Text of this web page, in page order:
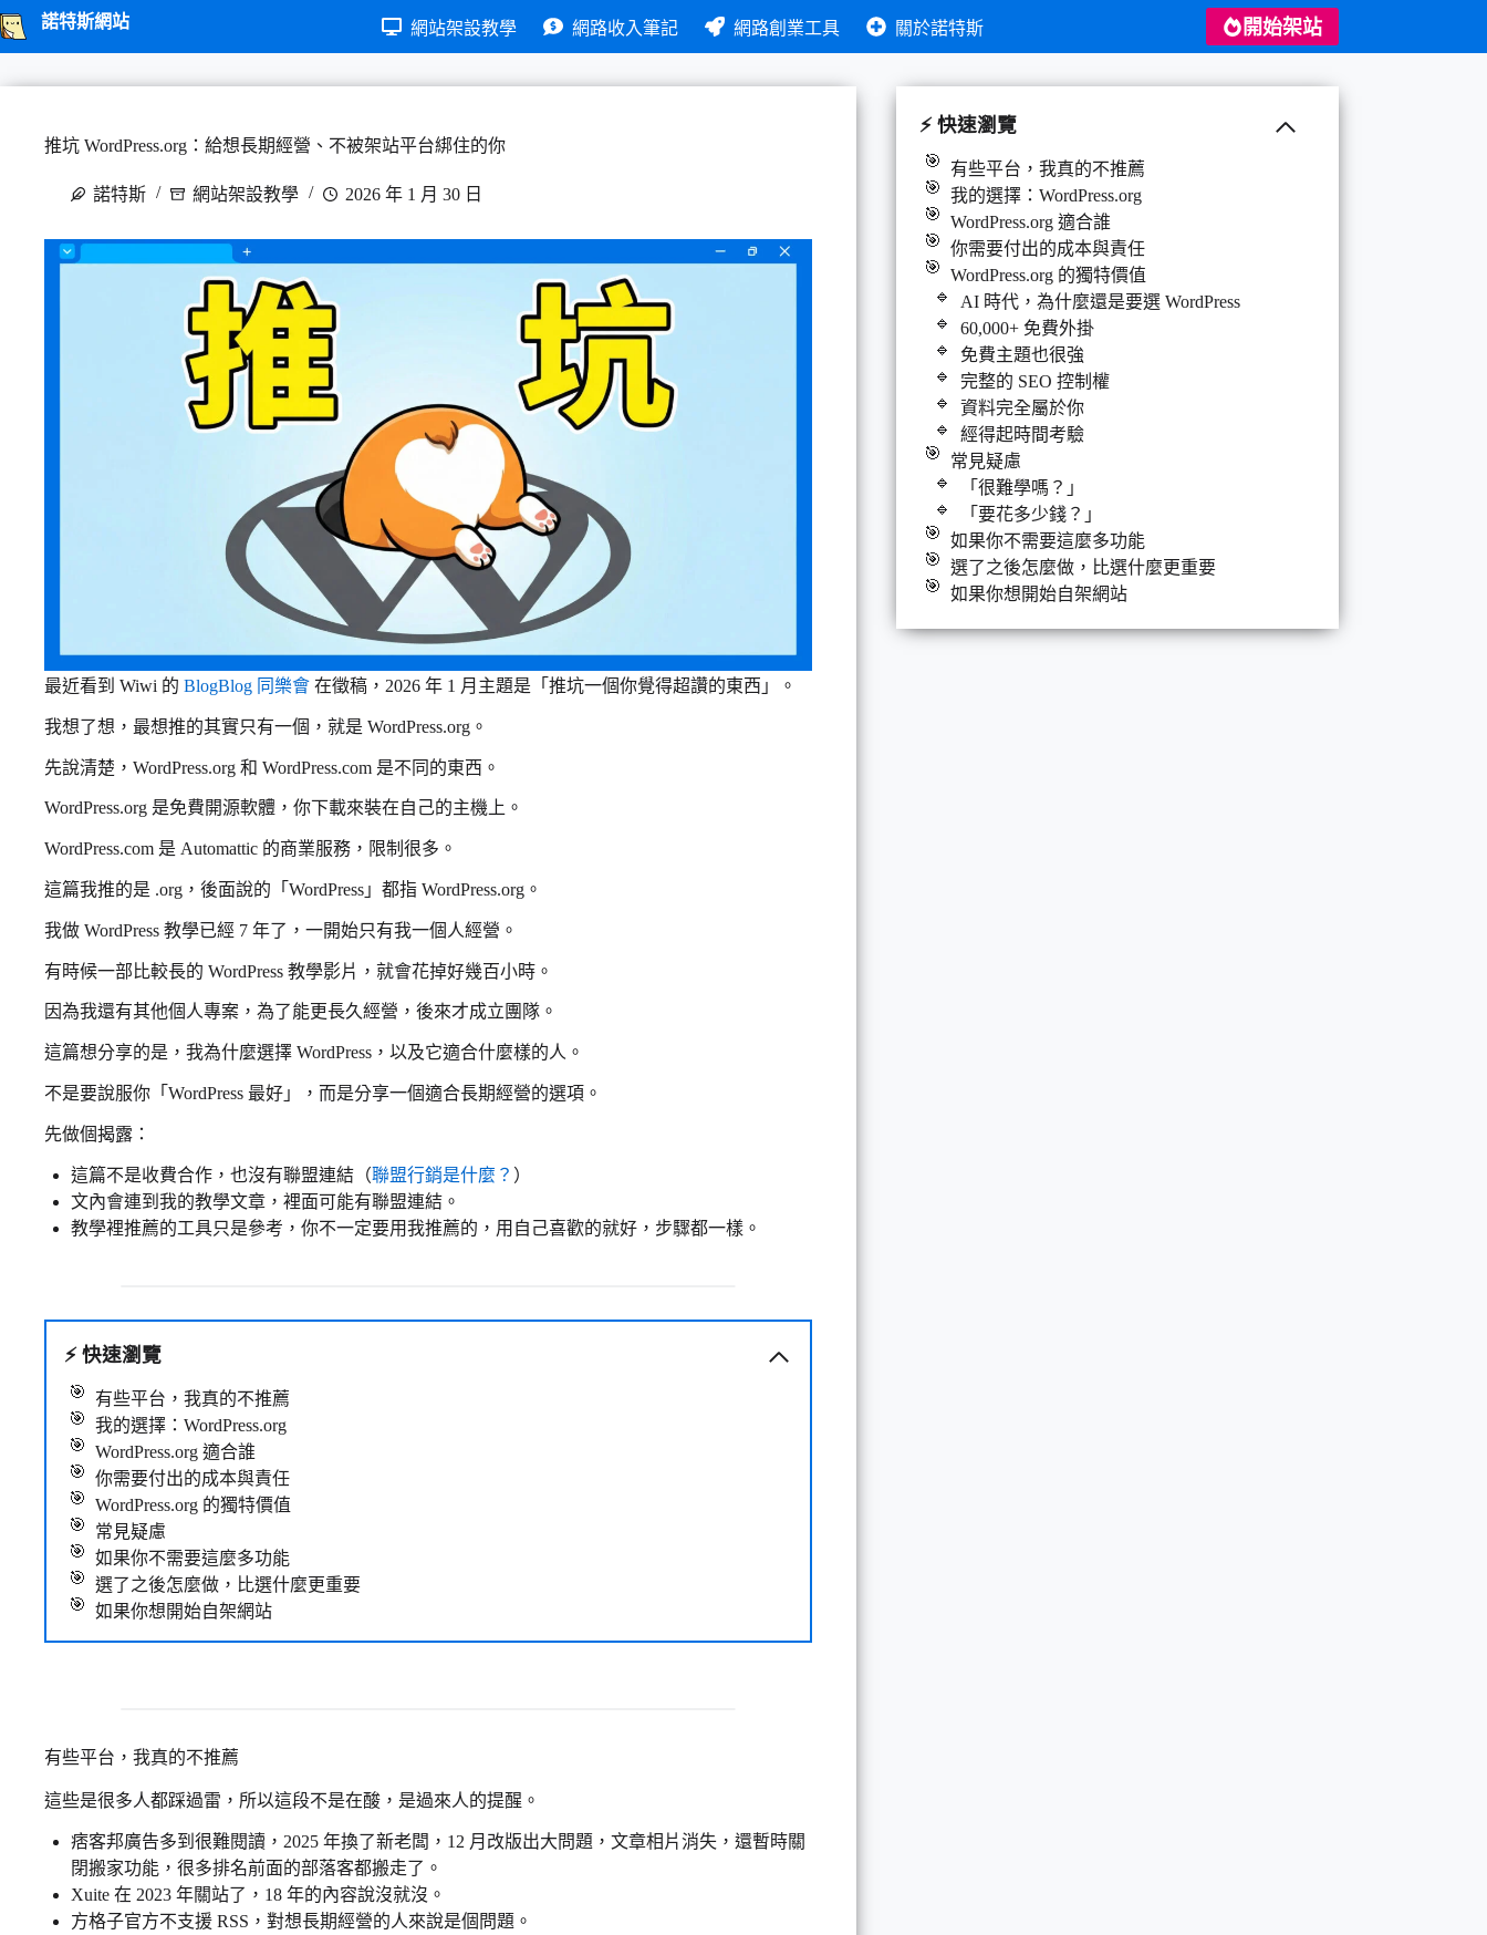
跳
至
諾特斯網站 網站架設教學 網路收入筆記 網路創業工具 關於諾特斯 開始架站
推坑 WordPress.org：給想長期經營、不被架站平台綁住的你
諾特斯 網站架設教學 2026 年 1 月 30 日
最近看到 Wiwi 的 BlogBlog 同樂會 在徵稿，2026 年 1 月主題是「推坑一個你覺得超讚的東西」。
我想了想，最想推的其實只有一個，就是 WordPress.org。
先說清楚，WordPress.org 和 WordPress.com 是不同的東西。
WordPress.org 是免費開源軟體，你下載來裝在自己的主機上。
WordPress.com 是 Automattic 的商業服務，限制很多。
這篇我推的是 .org，後面說的「WordPress」都指 WordPress.org。
我做 WordPress 教學已經 7 年了，一開始只有我一個人經營。
有時候一部比較長的 WordPress 教學影片，就會花掉好幾百小時。
因為我還有其他個人專案，為了能更長久經營，後來才成立團隊。
這篇想分享的是，我為什麼選擇 WordPress，以及它適合什麼樣的人。
不是要說服你「WordPress 最好」，而是分享一個適合長期經營的選項。
先做個揭露：
這篇不是收費合作，也沒有聯盟連結（聯盟行銷是什麼？ ）
文內會連到我的教學文章，裡面可能有聯盟連結。
教學裡推薦的工具只是參考，你不一定要用我推薦的，用自己喜歡的就好，步驟都一樣。
⚡快速瀏覽
有些平台，我真的不推薦
我的選擇：WordPress.org
WordPress.org 適合誰
你需要付出的成本與責任
WordPress.org 的獨特價值
常見疑慮
如果你不需要這麼多功能
選了之後怎麼做，比選什麼更重要
如果你想開始自架網站
有些平台，我真的不推薦
這些是很多人都踩過雷，所以這段不是在酸，是過來人的提醒。
痞客邦廣告多到很難閱讀，2025 年換了新老闆，12 月改版出大問題，文章相片消失，還暫時關
閉搬家功能，很多排名前面的部落客都搬走了。
Xuite 在 2023 年關站了，18 年的內容說沒就沒。
方格子官方不支援 RSS，對想長期經營的人來說是個問題。
⚡ 快速瀏覽
有些平台，我真的不推薦
我的選擇：WordPress.org
WordPress.org 適合誰
你需要付出的成本與責任
WordPress.org 的獨特價值
AI 時代，為什麼還是要選 WordPress
60,000+ 免費外掛
免費主題也很強
完整的 SEO 控制權
資料完全屬於你
經得起時間考驗
常見疑慮
「很難學嗎？」
「要花多少錢？」
如果你不需要這麼多功能
選了之後怎麼做，比選什麼更重要
如果你想開始自架網站